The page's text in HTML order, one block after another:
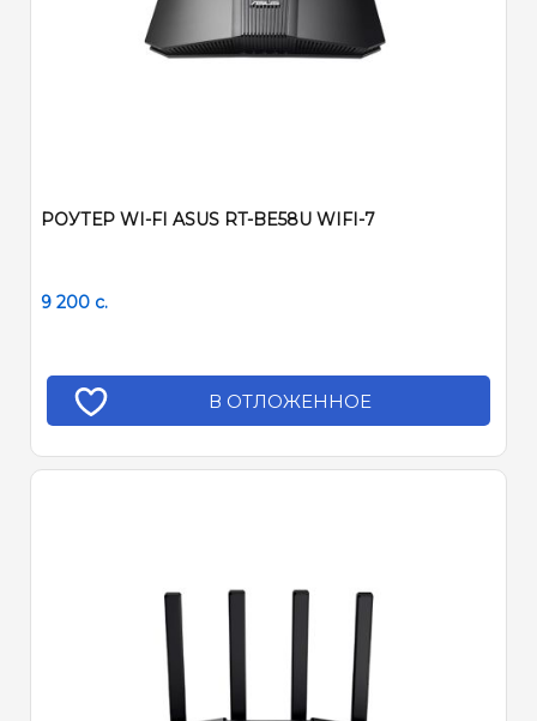
РОУТЕР WI-FI ASUS RT-BE58U WIFI-7
9 200 c.
В ОТЛОЖЕННОЕ